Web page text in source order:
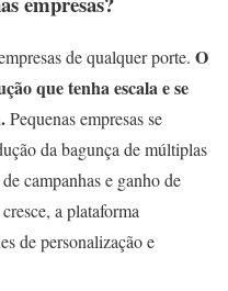
de qualquer porte. O
que tenha escala e se
Pequenas empresas se
da bagunça de múltiplas
campanhas e ganho de
a plataforma
de personalização e